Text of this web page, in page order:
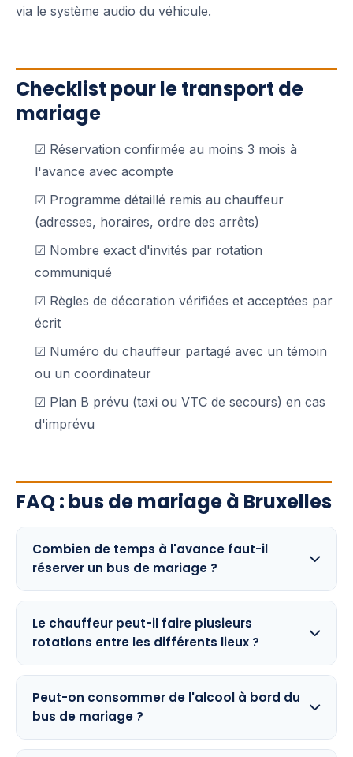
via le système audio du véhicule.
Checklist pour le transport de
mariage
☑ Réservation confirmée au moins 3 mois à
l'avance avec acompte
☑ Programme détaillé remis au chauffeur
(adresses, horaires, ordre des arrêts)
☑ Nombre exact d'invités par rotation
communiqué
☑ Règles de décoration vérifiées et acceptées par
écrit
☑ Numéro du chauffeur partagé avec un témoin
ou un coordinateur
☑ Plan B prévu (taxi ou VTC de secours) en cas
d'imprévu
FAQ : bus de mariage à Bruxelles
Combien de temps à l'avance faut-il
réserver un bus de mariage ?
Le chauffeur peut-il faire plusieurs
rotations entre les différents lieux ?
Peut-on consommer de l'alcool à bord du
bus de mariage ?